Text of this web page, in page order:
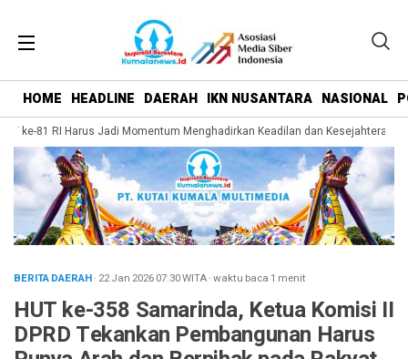
HOME HEADLINE DAERAH IKN NUSANTARA NASIONAL
ke-81 RI Harus Jadi Momentum Menghadirkan Keadilan dan Kesejahteraan
BERITA DAERAH· 22 Jan 202607:30WITA·waktu baca 1 menit
HUT ke-358 Samarinda, Ketua Komisi II
DPRD Tekankan Pembangunan Harus